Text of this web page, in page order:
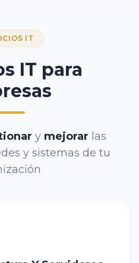
IT
IT para
y mejorar las
y sistemas de tu